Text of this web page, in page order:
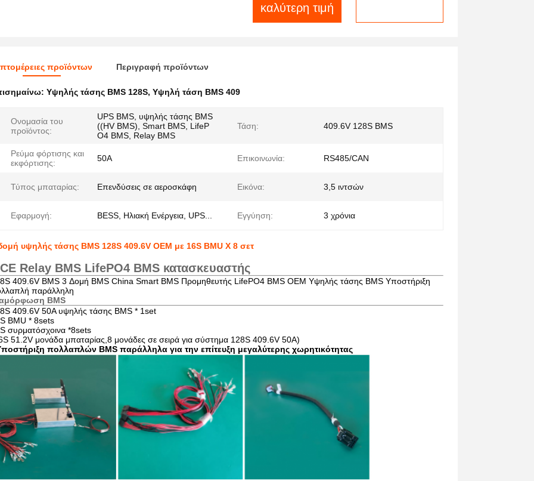
καλύτερη τιμή
προϊόντων Περιγραφή προϊόντων
Υψηλής τάσης BMS 128S, Υψηλή τάση BMS 409
Ονομασία του
προϊόντος:
UPS BMS, υψηλής τάσης BMS
((HV BMS), Smart BMS, LifeP
O4 BMS, Relay BMS
Τάση: 409.6V 128S BMS
Ρεύμα φόρτισης και
εκφόρτισης:
50Α Επικοινωνία: RS485/CAN
Τύπος μπαταρίας: Επενδύσεις σε αεροσκάφη Εικόνα: 3,5 ιντσών
Εφαρμογή: BESS, Ηλιακή Ενέργεια, UPS... Εγγύηση: 3 χρόνια
υψηλής τάσης BMS 128S 409.6V OEM με 16S BMU X 8 σετ
Relay BMS LifePO4 BMS κατασκευαστής
409.6V BMS 3 Δομή BMS China Smart BMS Προμηθευτής LifePO4 BMS OEM Υψηλής τάσης BMS Υποστήριξη
παράλληλη
BMS
409.6V 50A υψηλής τάσης BMS * 1set
BMU * 8sets
συρματόσχοινα *8sets
51.2V μονάδα μπαταρίας,8 μονάδες σε σειρά για σύστημα 128S 409.6V 50A)
πολλαπλών BMS παράλληλα για την επίτευξη μεγαλύτερης χωρητικότητας